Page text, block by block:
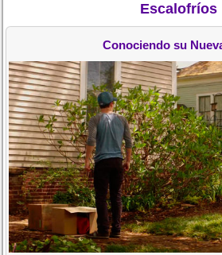
Escalofríos
Conociendo su